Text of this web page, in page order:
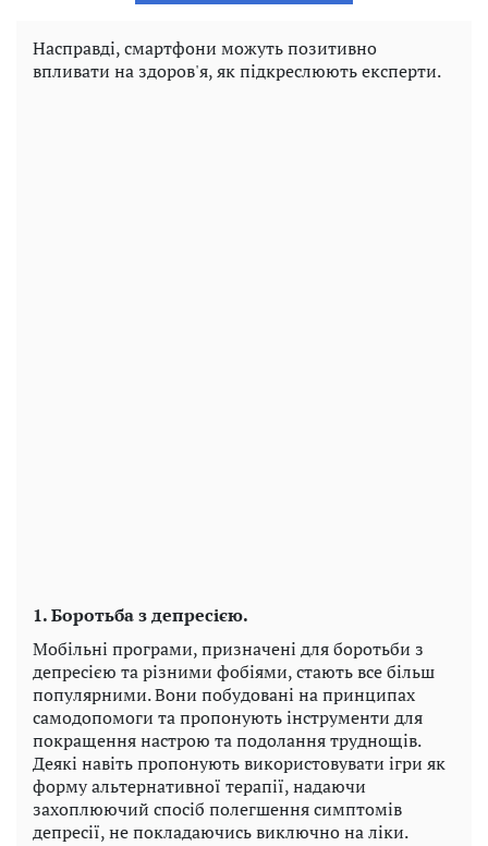
Насправді, смартфони можуть позитивно
впливати на здоров'я, як підкреслюють експерти.
1. Боротьба з депресією.
Мобільні програми, призначені для боротьби з
депресією та різними фобіями, стають все більш
популярними. Вони побудовані на принципах
самодопомоги та пропонують інструменти для
покращення настрою та подолання труднощів.
Деякі навіть пропонують використовувати ігри як
форму альтернативної терапії, надаючи
захоплюючий спосіб полегшення симптомів
депресії, не покладаючись виключно на ліки.